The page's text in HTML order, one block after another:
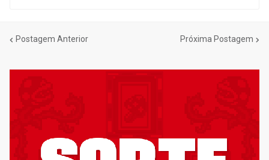
Postagem Anterior Próxima Postagem